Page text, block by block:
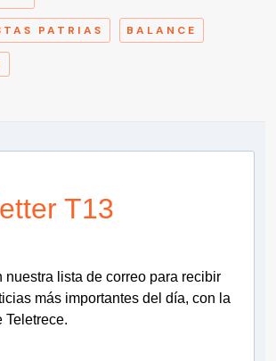
PATRIAS BALANCE
T13
nuestra lista de correo para recibir
más importantes del día, con la
Teletrece.